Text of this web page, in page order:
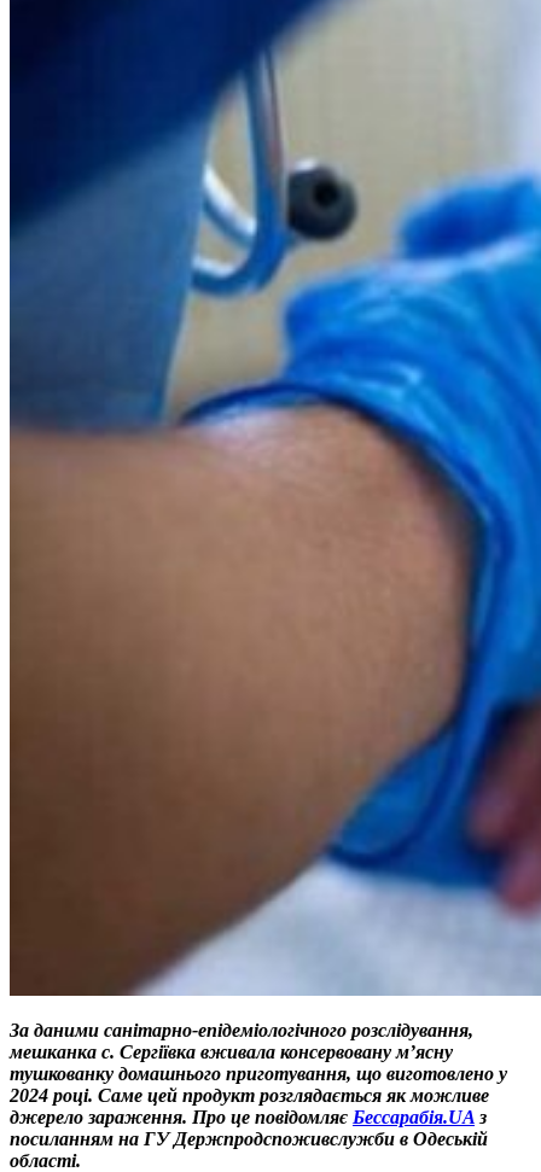
За даними санітарно-епідеміологічного розслідування,
мешканка с. Сергіївка вживала консервовану м’ясну
тушкованку домашнього приготування, що виготовлено у
2024 році. Саме цей продукт розглядається як можливе
джерело зараження. Про це повідомляє Бессарабія.UA з
посиланням на ГУ Держпродспоживслужби в Одеській
області.